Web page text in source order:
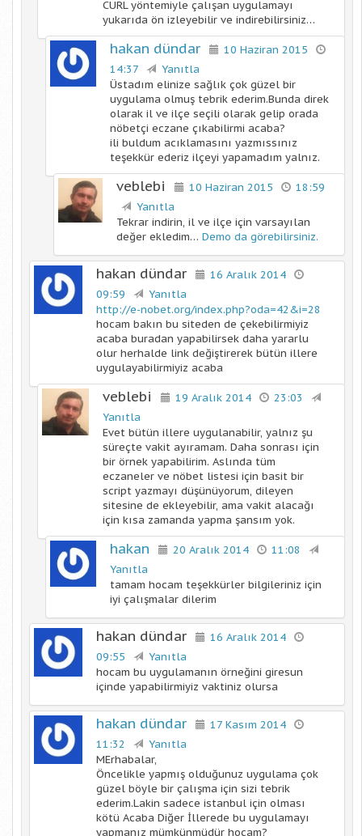
CURL yöntemiyle çalışan uygulamayı
yukarıda ön izleyebilir ve indirebilirsiniz…
hakan dündar
10 Haziran 2015
14:37
Yanıtla
Üstadım elinize sağlık çok güzel bir
uygulama olmuş tebrik ederim.Bunda direk
olarak il ve ilçe seçili olarak gelip orada
nöbetçi eczane çıkabilirmi acaba?
ili buldum acıklamasını yazmıssınız
teşekkür ederiz ilçeyi yapamadım yalnız.
veblebi 10 Haziran 2015
18:59
Yanıtla
Tekrar indirin, il ve ilçe için varsayılan
değer ekledim… Demo da görebilirsiniz.
hakan dündar
16 Aralık 2014
09:59
Yanıtla
http://e-nobet.org/index.php?oda=42&i=28
hocam bakın bu siteden de çekebilirmiyiz
acaba buradan yapabilirsek daha yararlu
olur herhalde link değiştirerek bütün illere
uygulayabilirmiyiz acaba
veblebi 19 Aralık 2014
23:03
Yanıtla
Evet bütün illere uygulanabilir, yalnız şu
süreçte vakit ayıramam. Daha sonrası için
bir örnek yapabilirim. Aslında tüm
eczaneler ve nöbet listesi için basit bir
script yazmayı düşünüyorum, dileyen
sitesine de ekleyebilir, ama vakit alacağı
için kısa zamanda yapma şansım yok.
hakan 20 Aralık 2014
11:08
Yanıtla
tamam hocam teşekkürler bilgileriniz için
iyi çalışmalar dilerim
hakan dündar
16 Aralık 2014
09:55
Yanıtla
hocam bu uygulamanın örneğini giresun
içinde yapabilirmiyiz vaktiniz olursa
hakan dündar
17 Kasım 2014
11:32
Yanıtla
MErhabalar,
Öncelikle yapmış olduğunuz uygulama çok
güzel böyle bir çalışma için sizi tebrik
ederim.Lakin sadece istanbul için olması
kötü Acaba Diğer İllerede bu uygulamayı
yapmanız mümkünmüdür hocam?